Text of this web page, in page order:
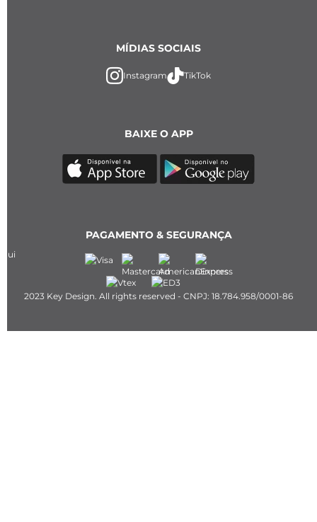
BAIXE O APP
MÍDIAS SOCIAIS
Instagram TikTok
PAGAMENTO & SEGURANÇA
2023 Key Design. All rights reserved - CNPJ: 18.784.958/0001-86